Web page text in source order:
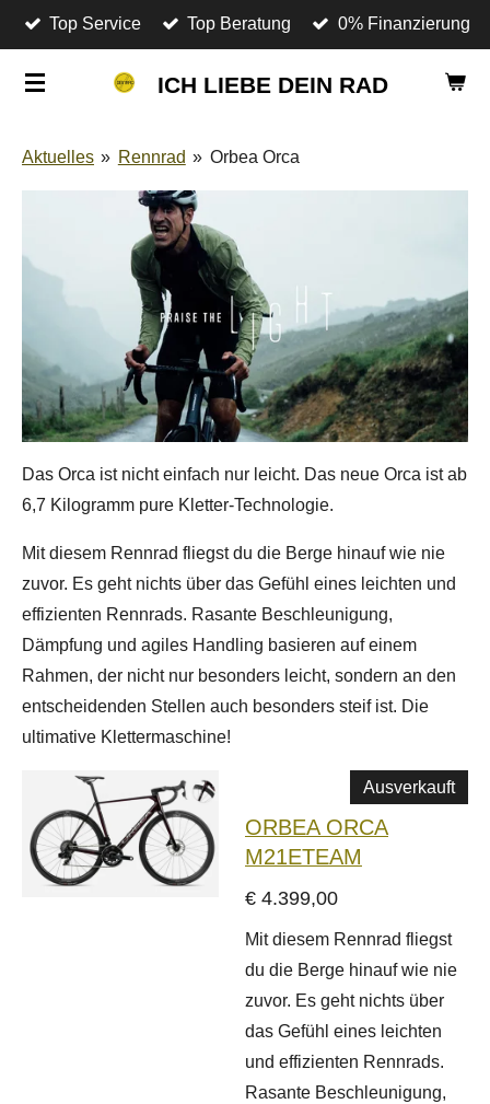
Zum
Hauptinhalt
springen
ICH LIEBE DEIN RAD
Top Service Top Beratung 0% Finanzierung
Aktuelles » Rennrad » Orbea Orca
Das Orca ist nicht einfach nur leicht. Das neue Orca ist ab
6,7 Kilogramm pure Kletter-Technologie.
Mit diesem Rennrad fliegst du die Berge hinauf wie nie
zuvor. Es geht nichts über das Gefühl eines leichten und
effizienten Rennrads. Rasante Beschleunigung,
Dämpfung und agiles Handling basieren auf einem
Rahmen, der nicht nur besonders leicht, sondern an den
entscheidenden Stellen auch besonders steif ist. Die
ultimative Klettermaschine!
Ausverkauft
ORBEA ORCA
M21ETEAM
€ 4.399,00
Mit diesem Rennrad fliegst
du die Berge hinauf wie nie
zuvor. Es geht nichts über
das Gefühl eines leichten
und effizienten Rennrads.
Rasante Beschleunigung,